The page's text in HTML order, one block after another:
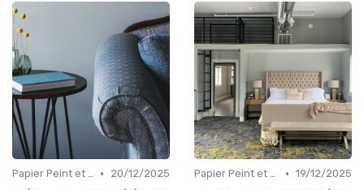
Papier Peint et Revêtements Muraux •
20/12/2025
Papier Peint et Revêtements Muraux • 19/12/2025